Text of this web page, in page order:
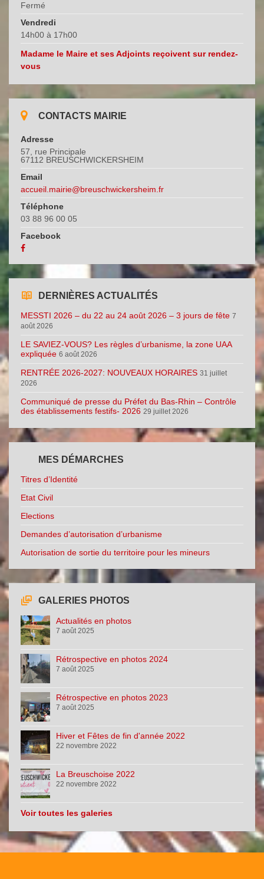
Fermé
Vendredi
14h00 à 17h00
Madame le Maire et ses Adjoints reçoivent sur rendez-
vous
CONTACTS MAIRIE
Adresse
57, rue Principale
67112 BREUSCHWICKERSHEIM
Email
accueil.mairie@breuschwickersheim.fr
Téléphone
03 88 96 00 05
Facebook
DERNIÈRES ACTUALITÉS
MESSTI 2026 – du 22 au 24 août 2026 – 3 jours de fête 7
août 2026
LE SAVIEZ-VOUS? Les règles d’urbanisme, la zone UAA
expliquée 6 août 2026
RENTRÉE 2026-2027: NOUVEAUX HORAIRES 31 juillet
2026
Communiqué de presse du Préfet du Bas-Rhin – Contrôle
des établissements festifs- 2026 29 juillet 2026
MES DÉMARCHES
Titres d’Identité
Etat Civil
Elections
Demandes d’autorisation d’urbanisme
Autorisation de sortie du territoire pour les mineurs
GALERIES PHOTOS
Actualités en photos
7 août 2025
Rétrospective en photos 2024
7 août 2025
Rétrospective en photos 2023
7 août 2025
Hiver et Fêtes de fin d'année 2022
22 novembre 2022
La Breuschoise 2022
22 novembre 2022
Voir toutes les galeries